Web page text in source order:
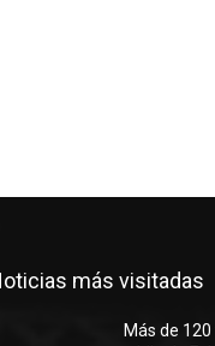
más visitadas
Más de